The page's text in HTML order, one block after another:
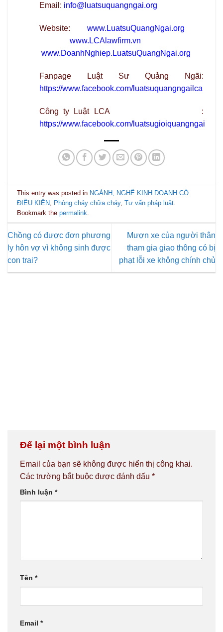
Email: info@luatsuquangngai.org
Website:
www.LuatsuQuangNgai.org
www.LCAlawfirm.vn
www.DoanhNghiep.LuatsuQuangNgai.org
Fanpage Luật Sư Quảng Ngãi:
https://www.facebook.com/luatsuquangngailca
Công ty Luật LCA :
https://www.facebook.com/luatsugioiquangngai
This entry was posted in NGÀNH, NGHỀ KINH DOANH CÓ
ĐIỀU KIỆN
Phòng cháy chữa cháy,Tư vấn pháp luật
Bookmark thepermalink
Chồng có được đơn phương
ly hôn vợ vì không sinh được
con trai?
Mượn xe của người thân
tham gia giao thông có bị
phạt lỗi xe không chính chủ
Để lại một bình luận
Email của bạn sẽ không được hiển thị công khai.
Các trường bắt buộc được đánh dấu *
Bình luận *
Tên *
Email *